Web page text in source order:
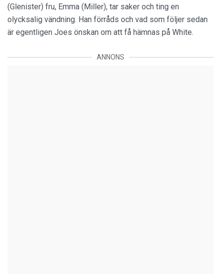
(Glenister) fru, Emma (Miller), tar saker och ting en
olycksalig vändning. Han förråds och vad som följer sedan
är egentligen Joes önskan om att få hämnas på White.
ANNONS